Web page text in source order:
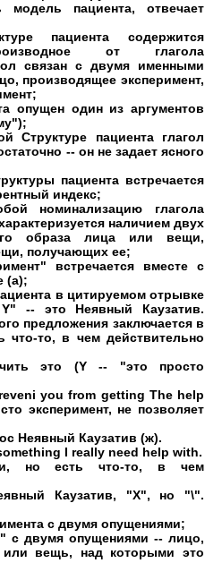
модель пациента, отвечает
пациента содержится
от глагола
связан с двумя именными
производящее эксперимент,
опущен один из аргументов
пациента глагол
-- он не задает ясного
пациента встречается
индекс;
номинализацию глагола
наличием двух
образа лица или вещи,
получающих ее;
встречается вместе с
(а);
в цитируемом отрывке
-- это Неявный Каузатив.
предложения заключается в
что-то, в чем действительно
это (Y -- "это просто
you from getting The help
эксперимент, не позволяет
Неявный Каузатив (ж).
I really need help with.
но есть что-то, в чем
Каузатив, "X", но "\".
с двумя опущениями;
с двумя опущениями -- лицо,
вещь, над которыми это